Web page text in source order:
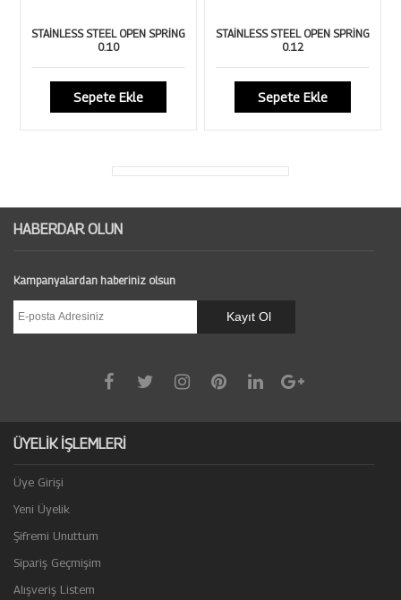
STAİNLESS STEEL OPEN SPRİNG
0.10
Sepete Ekle
STAİNLESS STEEL OPEN SPRİNG
0.12
Sepete Ekle
HABERDAR OLUN
Kampanyalardan haberiniz olsun
ÜYELİK İŞLEMLERİ
Üye Girişi
Yeni Üyelik
Şifremi Unuttum
Sipariş Geçmişim
Alışveriş Listem